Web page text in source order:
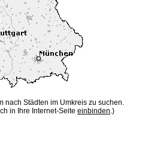
nach Städten im Umkreis zu suchen.
in Ihre Internet-Seite einbinden.)